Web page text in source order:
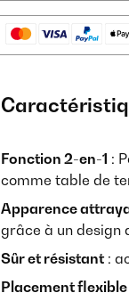
Fonction 2-en-1 :
comme table de
Apparence
grâce à un design
Sûr et résistant :
Placement flexible